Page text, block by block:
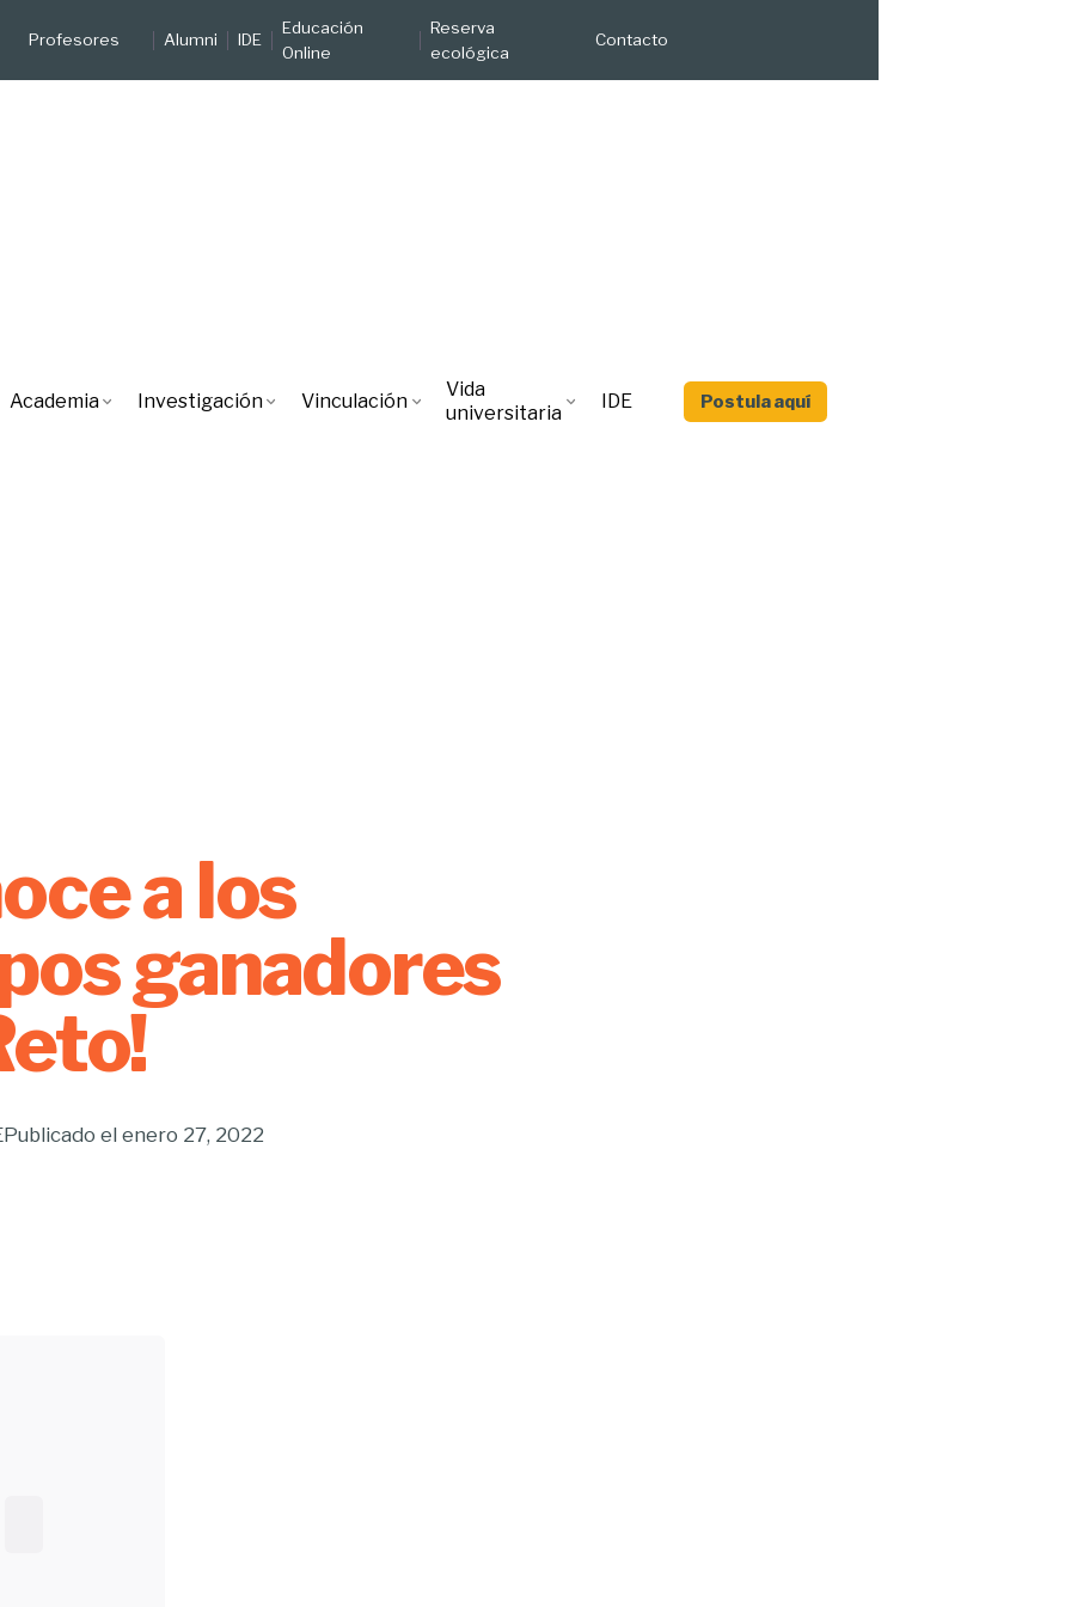
Profesores Alumni IDE
Educación
Online
Reserva
ecológica
Contacto
Academia Investigación Vinculación
Vida
universitaria
IDE Postula aquí
a los
ganadores
Publicado el enero 27, 2022